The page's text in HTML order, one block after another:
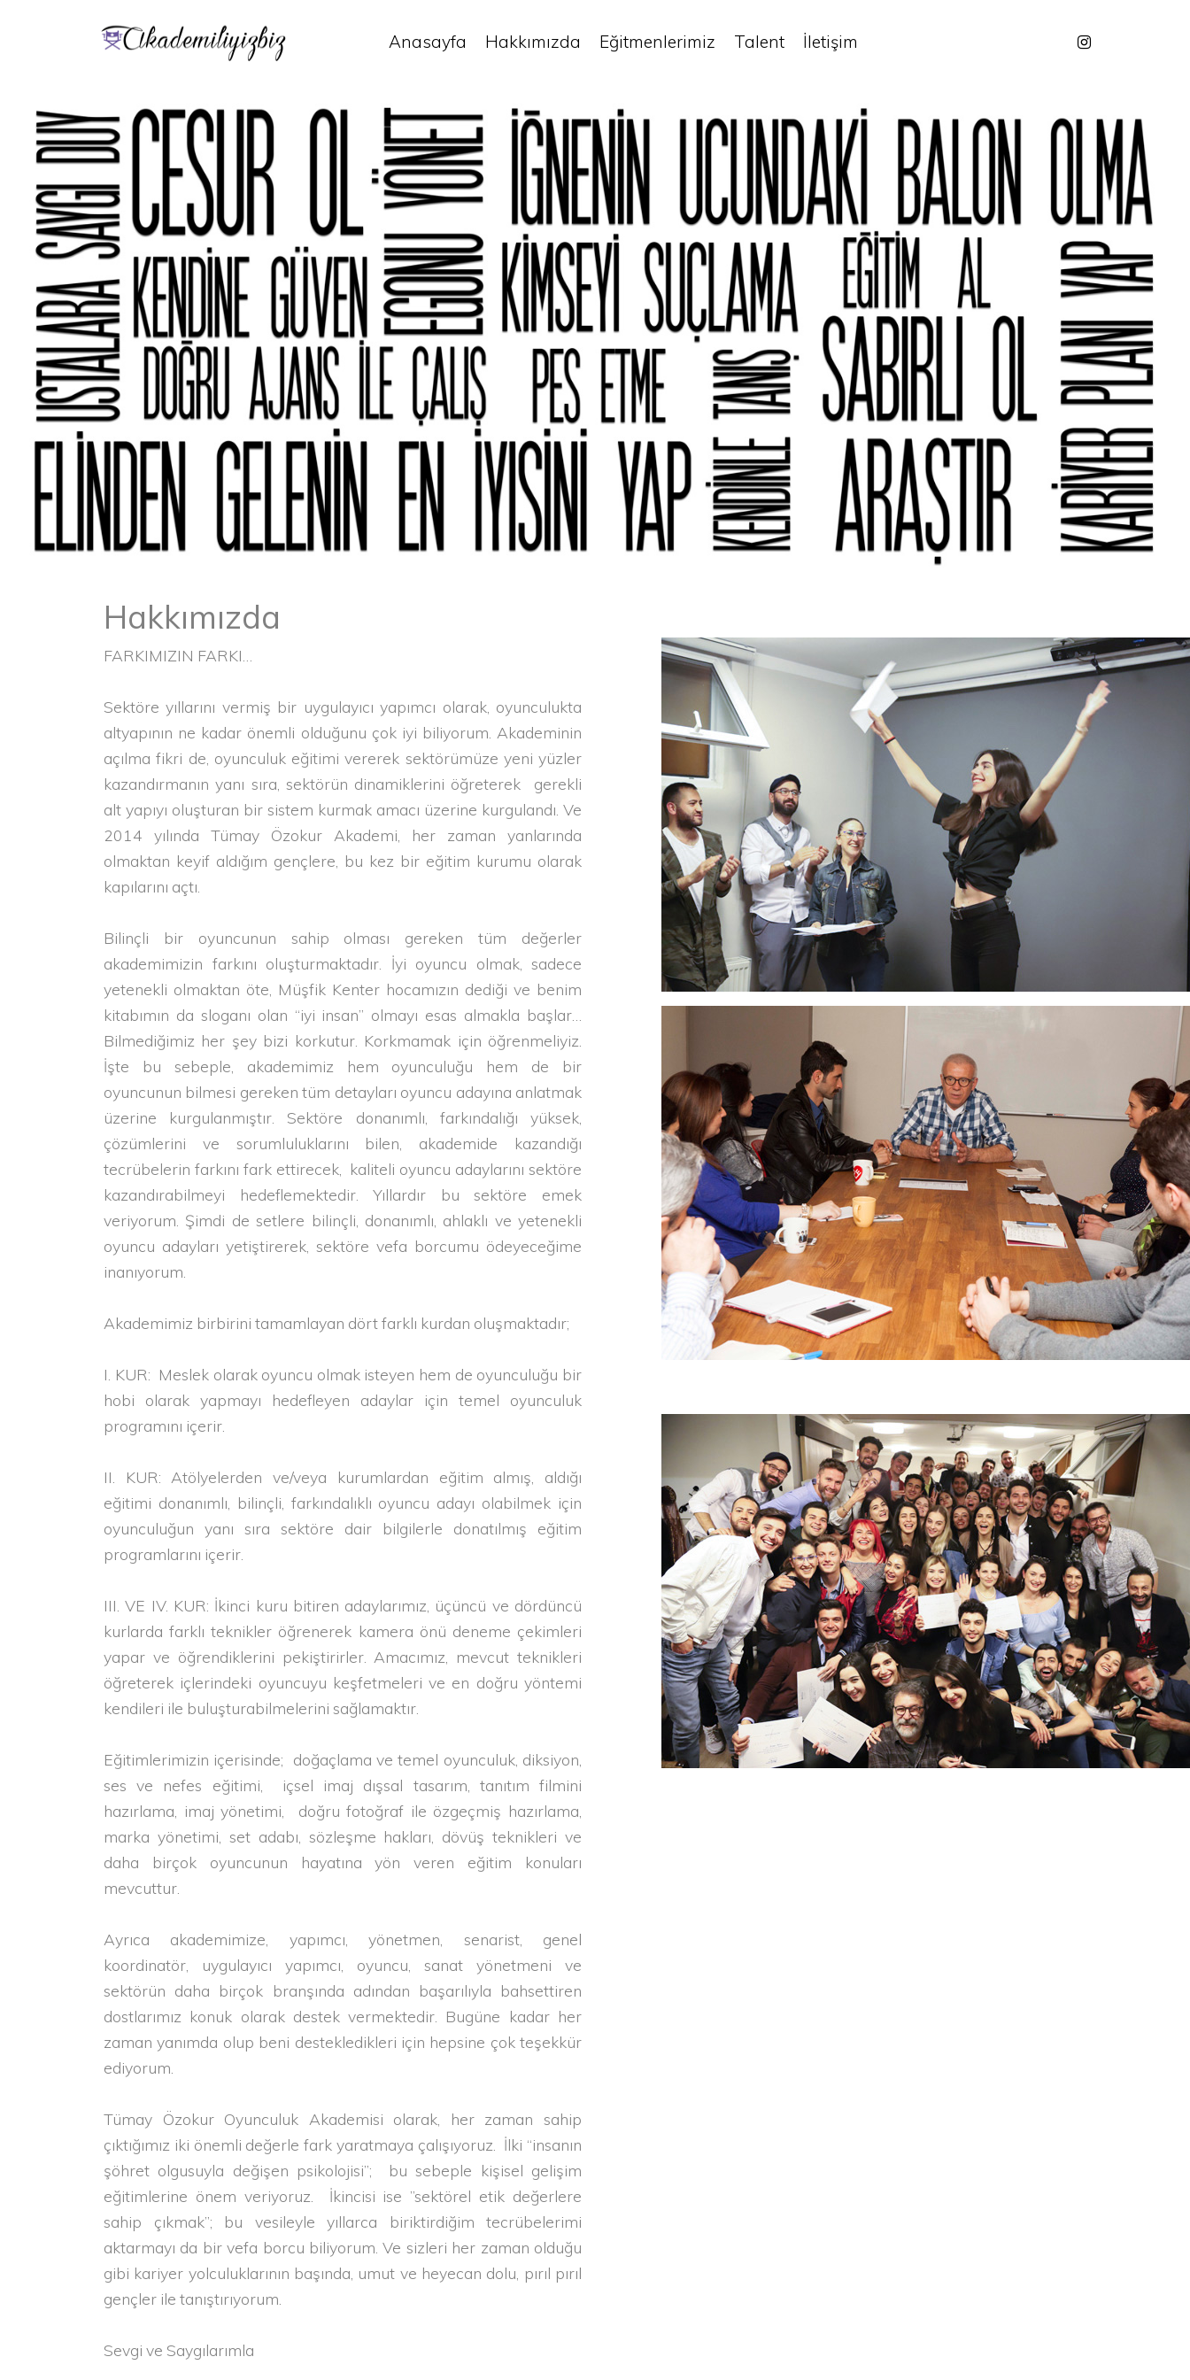
Anasayfa Hakkımızda Eğitmenlerimiz Talent İletişim
Hakkımızda
FARKIMIZIN FARKI…
Sektöre yıllarını vermiş bir uygulayıcı yapımcı olarak, oyunculukta
altyapının ne kadar önemli olduğunu çok iyi biliyorum. Akademinin
açılma fikri de, oyunculuk eğitimi vererek sektörümüze yeni yüzler
kazandırmanın yanı sıra, sektörün dinamiklerini öğreterek gerekli
alt yapıyı oluşturan bir sistem kurmak amacı üzerine kurgulandı. Ve
2014 yılında Tümay Özokur Akademi, her zaman yanlarında
olmaktan keyif aldığım gençlere, bu kez bir eğitim kurumu olarak
kapılarını açtı.
Bilinçli bir oyuncunun sahip olması gereken tüm değerler
akademimizin farkını oluşturmaktadır. İyi oyuncu olmak, sadece
yetenekli olmaktan öte, Müşfik Kenter hocamızın dediği ve benim
kitabımın da sloganı olan “iyi insan” olmayı esas almakla başlar…
Bilmediğimiz her şey bizi korkutur. Korkmamak için öğrenmeliyiz.
İşte bu sebeple, akademimiz hem oyunculuğu hem de bir
oyuncunun bilmesi gereken tüm detayları oyuncu adayına anlatmak
üzerine kurgulanmıştır. Sektöre donanımlı, farkındalığı yüksek,
çözümlerini ve sorumluluklarını bilen, akademide kazandığı
tecrübelerin farkını fark ettirecek, kaliteli oyuncu adaylarını sektöre
kazandırabilmeyi hedeflemektedir. Yıllardır bu sektöre emek
veriyorum. Şimdi de setlere bilinçli, donanımlı, ahlaklı ve yetenekli
oyuncu adayları yetiştirerek, sektöre vefa borcumu ödeyeceğime
inanıyorum.
Akademimiz birbirini tamamlayan dört farklı kurdan oluşmaktadır;
I. KUR: Meslek olarak oyuncu olmak isteyen hem de oyunculuğu bir
hobi olarak yapmayı hedefleyen adaylar için temel oyunculuk
programını içerir.
II. KUR: Atölyelerden ve/veya kurumlardan eğitim almış, aldığı
eğitimi donanımlı, bilinçli, farkındalıklı oyuncu adayı olabilmek için
oyunculuğun yanı sıra sektöre dair bilgilerle donatılmış eğitim
programlarını içerir.
III. VE IV. KUR: İkinci kuru bitiren adaylarımız, üçüncü ve dördüncü
kurlarda farklı teknikler öğrenerek kamera önü deneme çekimleri
yapar ve öğrendiklerini pekiştirirler. Amacımız, mevcut teknikleri
öğreterek içlerindeki oyuncuyu keşfetmeleri ve en doğru yöntemi
kendileri ile buluşturabilmelerini sağlamaktır.
Eğitimlerimizin içerisinde; doğaçlama ve temel oyunculuk, diksiyon,
ses ve nefes eğitimi, içsel imaj dışsal tasarım, tanıtım filmini
hazırlama, imaj yönetimi, doğru fotoğraf ile özgeçmiş hazırlama,
marka yönetimi, set adabı, sözleşme hakları, dövüş teknikleri ve
daha birçok oyuncunun hayatına yön veren eğitim konuları
mevcuttur.
Ayrıca akademimize, yapımcı, yönetmen, senarist, genel
koordinatör, uygulayıcı yapımcı, oyuncu, sanat yönetmeni ve
sektörün daha birçok branşında adından başarılıyla bahsettiren
dostlarımız konuk olarak destek vermektedir. Bugüne kadar her
zaman yanımda olup beni destekledikleri için hepsine çok teşekkür
ediyorum.
Tümay Özokur Oyunculuk Akademisi olarak, her zaman sahip
çıktığımız iki önemli değerle fark yaratmaya çalışıyoruz. İlki “insanın
şöhret olgusuyla değişen psikolojisi”; bu sebeple kişisel gelişim
eğitimlerine önem veriyoruz. İkincisi ise ”sektörel etik değerlere
sahip çıkmak”; bu vesileyle yıllarca biriktirdiğim tecrübelerimi
aktarmayı da bir vefa borcu biliyorum. Ve sizleri her zaman olduğu
gibi kariyer yolculuklarının başında, umut ve heyecan dolu, pırıl pırıl
gençler ile tanıştırıyorum.
Sevgi ve Saygılarımla